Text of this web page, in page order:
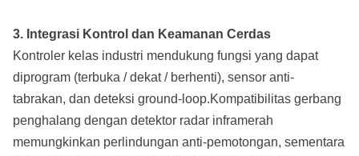
3. Integrasi Kontrol dan Keamanan Cerdas
Kontroler kelas industri mendukung fungsi yang dapat
diprogram (terbuka / dekat / berhenti), sensor anti-
tabrakan, dan deteksi ground-loop.Kompatibilitas gerbang
penghalang dengan detektor radar inframerah
memungkinkan perlindungan anti-pemotongan, sementara